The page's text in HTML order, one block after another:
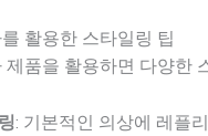
활용한 스타일링 팁
제품을 활용하면 다양한
: 기본적인 의상에 레플